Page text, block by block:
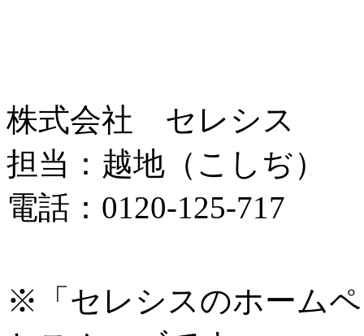
株式会社 セレシス
担当：越地（こしぢ）
電話：0120-125-717
※「セレシスのホーム